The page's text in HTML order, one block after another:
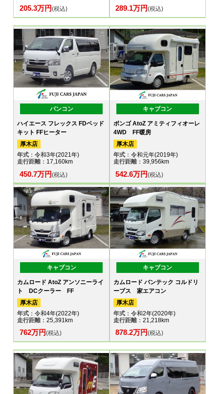
205.3万円(税込) 289.1万円(税込)
バンコン
ハイエース フレックス FDベッド
キット FFヒーター
厚木店
年式 ：令和3年(2021年)
走行距離：17,160km
450.7万円(税込)
キャブコン
ボンゴ AtoZ アミティフィオーレ
4WD FF暖房
厚木店
年式：令和元年(2019年)
走行距離：39,956km
542.6万円(税込)
キャブコン
カムロード AtoZ アンソニーライ
ト DCクーラー FF
厚木店
年式 ：令和4年(2022年)
走行距離：25,391km
762万円(税込)
キャブコン
カムロード バンテック コルドリ
ーブス 家エアコン
厚木店
年式：令和2年(2020年)
走行距離：21,218km
878.2万円(税込)